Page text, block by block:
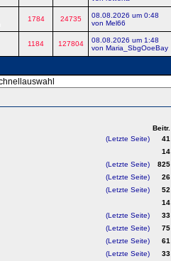
1784 24735
08.08.2026 um 0:48
von Mel66
1184 127804
08.08.2026 um 1:48
von Maria_SbgOoeBay
Beitr.
(Letzte Seite) 41
14
(Letzte Seite) 825
(Letzte Seite) 26
(Letzte Seite) 52
14
(Letzte Seite) 33
(Letzte Seite) 75
(Letzte Seite) 61
(Letzte Seite) 33